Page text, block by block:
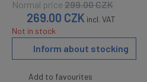
Normal price 299.00CZK
269.00 CZK incl. VAT
Not in stock
Inform about stocking
Add to favourites